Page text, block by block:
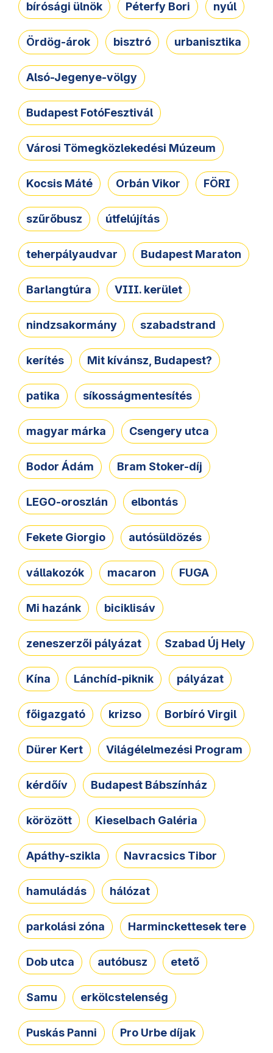
bírósági ülnök Péterfy Bori nyúl
Ördög-árok bisztró urbanisztika
Alsó-Jegenye-völgy
Budapest FotóFesztivál
Városi Tömegközlekedési Múzeum
Kocsis Máté Orbán Vikor FÖRI
szűrőbusz útfelújítás
teherpályaudvar Budapest Maraton
Barlangtúra VIII. kerület
nindzsakormány szabadstrand
kerítés Mit kívánsz, Budapest?
patika síkosságmentesítés
magyar márka Csengery utca
Bodor Ádám Bram Stoker-díj
LEGO-oroszlán elbontás
Fekete Giorgio autósüldözés
vállakozók macaron FUGA
Mi hazánk biciklisáv
zeneszerzői pályázat Szabad Új Hely
Kína Lánchíd-piknik pályázat
főigazgató krizso Borbíró Virgil
Dürer Kert Világélelmezési Program
kérdőív Budapest Bábszínház
körözött Kieselbach Galéria
Apáthy-szikla Navracsics Tibor
hamuládás hálózat
parkolási zóna Harminckettesek tere
Dob utca autóbusz etető
Samu erkölcstelenség
Puskás Panni Pro Urbe díjak